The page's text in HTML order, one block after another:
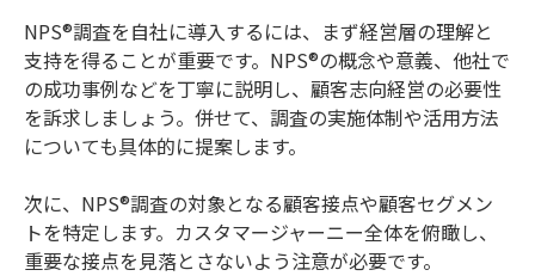
NPS®調査を自社に導入するには、まず経営層の理解と
支持を得ることが重要です。NPS®の概念や意義、他社で
の成功事例などを丁寧に説明し、顧客志向経営の必要性
を訴求しましょう。併せて、調査の実施体制や活用方法
についても具体的に提案します。
次に、NPS®調査の対象となる顧客接点や顧客セグメン
トを特定します。カスタマージャーニー全体を俯瞰し、
重要な接点を見落とさないよう注意が必要です。